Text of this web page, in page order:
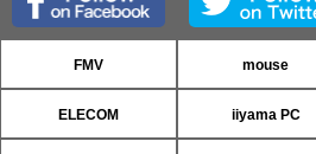
FMV mouse
ELECOM iiyama PC